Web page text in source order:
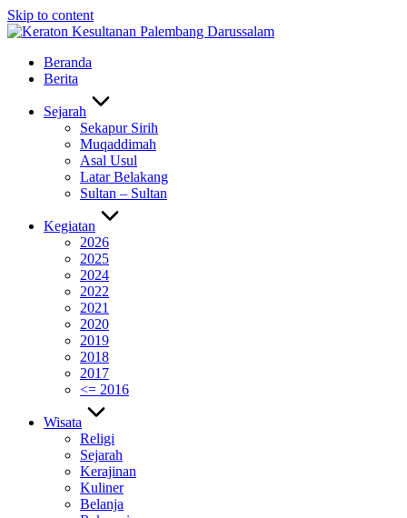
Skip to content
Beranda
Berita
Sejarah
Sekapur Sirih
Muqaddimah
Asal Usul
Latar Belakang
Sultan – Sultan
Kegiatan
2026
2025
2024
2022
2021
2020
2019
2018
2017
<= 2016
Wisata
Religi
Sejarah
Kerajinan
Kuliner
Belanja